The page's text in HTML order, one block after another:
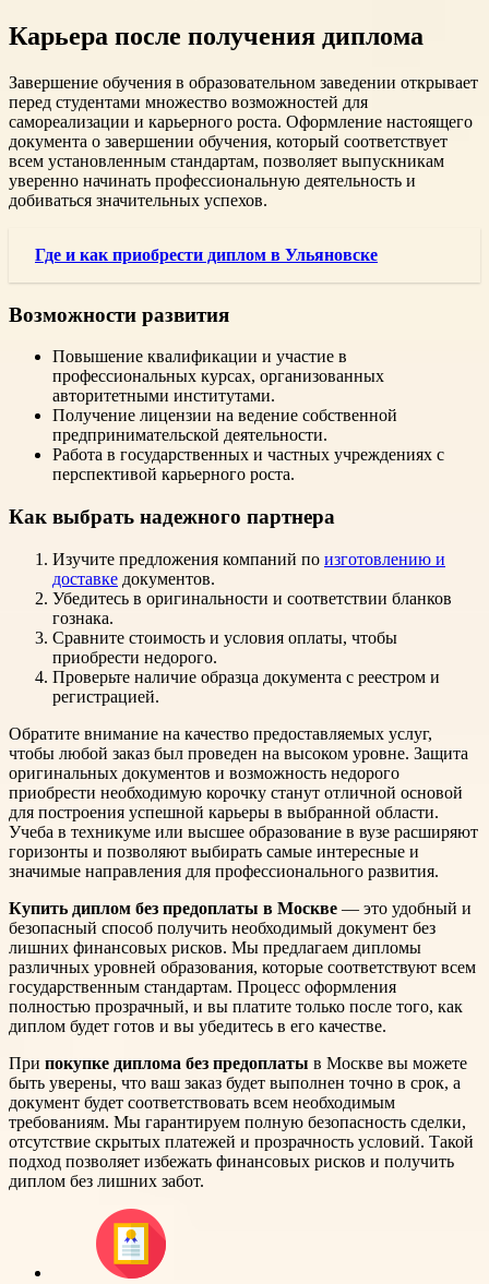
Карьера после получения диплома
Завершение обучения в образовательном заведении открывает
перед студентами множество возможностей для
самореализации и карьерного роста. Оформление настоящего
документа о завершении обучения, который соответствует
всем установленным стандартам, позволяет выпускникам
уверенно начинать профессиональную деятельность и
добиваться значительных успехов.
Где и как приобрести диплом в Ульяновске
Возможности развития
Повышение квалификации и участие в
профессиональных курсах, организованных
авторитетными институтами.
Получение лицензии на ведение собственной
предпринимательской деятельности.
Работа в государственных и частных учреждениях с
перспективой карьерного роста.
Как выбрать надежного партнера
Изучите предложения компаний по изготовлению и
доставке документов.
Убедитесь в оригинальности и соответствии бланков
гознака.
Сравните стоимость и условия оплаты, чтобы
приобрести недорого.
Проверьте наличие образца документа с реестром и
регистрацией.
Обратите внимание на качество предоставляемых услуг,
чтобы любой заказ был проведен на высоком уровне. Защита
оригинальных документов и возможность недорого
приобрести необходимую корочку станут отличной основой
для построения успешной карьеры в выбранной области.
Учеба в техникуме или высшее образование в вузе расширяют
горизонты и позволяют выбирать самые интересные и
значимые направления для профессионального развития.
Купить диплом без предоплаты в Москве — это удобный и
безопасный способ получить необходимый документ без
лишних финансовых рисков. Мы предлагаем дипломы
различных уровней образования, которые соответствуют всем
государственным стандартам. Процесс оформления
полностью прозрачный, и вы платите только после того, как
диплом будет готов и вы убедитесь в его качестве.
При покупке диплома без предоплаты в Москве вы можете
быть уверены, что ваш заказ будет выполнен точно в срок, а
документ будет соответствовать всем необходимым
требованиям. Мы гарантируем полную безопасность сделки,
отсутствие скрытых платежей и прозрачность условий. Такой
подход позволяет избежать финансовых рисков и получить
диплом без лишних забот.